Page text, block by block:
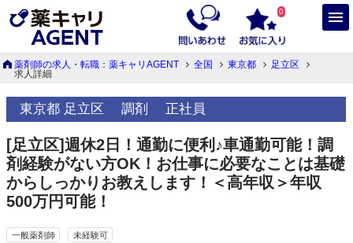
0
薬剤師の求人・転職：薬キャリAGENT 全国 東京都
足立区
求人詳細
東京都 足立区 調剤 正社員
[足立区]週休2日！通勤に便利♪車通勤可能！調
剤経験がない方OK！お仕事に必要なことは基礎
からしっかりお教えします！＜高年収＞年収
500万円可能！
一般薬剤師 未経験可